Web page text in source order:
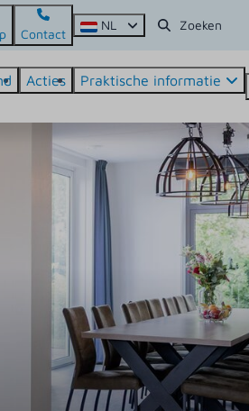
Contact
NL
Acties Praktische informatie